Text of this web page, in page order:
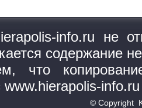
info.ru не
содержание
что
info.ru
© Copyright